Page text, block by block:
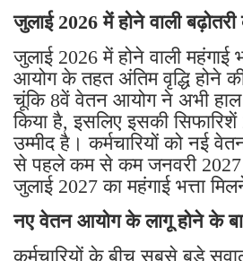
जुलाई 2026 में होने वाली बढ़ोतरी
जुलाई 2026 में होने वाली महंगाई
आयोग के तहत अंतिम वृद्धि होने
चूंकि 8वें वेतन आयोग ने अभी
किया है, इसलिए इसकी
उम्मीद है। कर्मचारियों को नई
से पहले कम से कम जनवरी 2027
जुलाई 2027 का महंगाई भत्ता
नए वेतन आयोग के लागू होने के
कर्मचारियों के बीच सबसे बड़े